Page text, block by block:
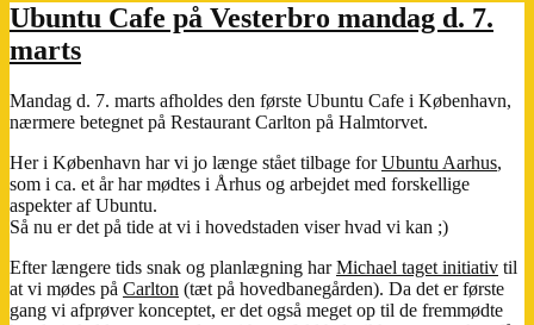
Ubuntu Cafe på Vesterbro mandag d. 7.
marts
Mandag d. 7. marts afholdes den første Ubuntu Cafe i København,
nærmere betegnet på Restaurant Carlton på Halmtorvet.
Her i København har vi jo længe stået tilbage forUbuntu Aarhus,
som i ca. et år har mødtes i Århus og arbejdet med forskellige
aspekter af Ubuntu.
Så nu er det på tide at vi i hovedstaden viser hvad vi kan ;)
Efter længere tids snak og planlægning harMichael taget initiativ til
at vi mødes på Carlton (tæt på hovedbanegården). Da det er første
gang vi afprøver konceptet, er det også meget op til de fremmødte